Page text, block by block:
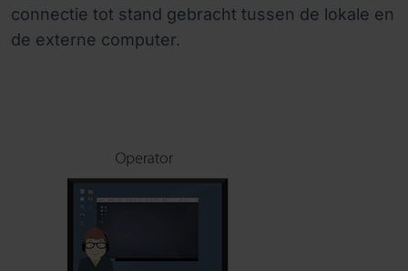
connectie tot stand gebracht tussen de lokale en
de externe computer.